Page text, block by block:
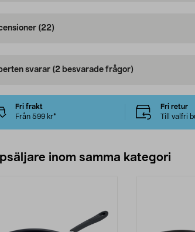
(22)
svarar (2 besvarade frågor)
Fri frakt
Från 599 kr*
Fri retur
Till valfri
inom samma kategori